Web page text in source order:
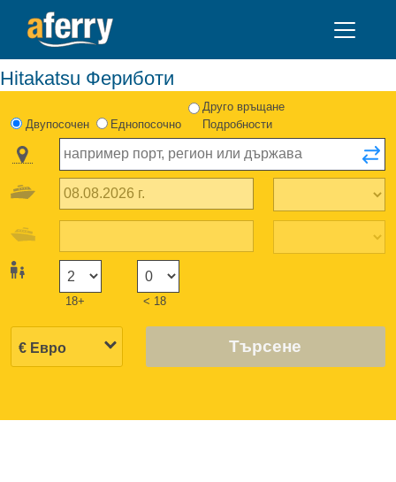
Hitakatsu Фериботи
Двупосочен Еднопосочно
Друго връщане
Подробности
18+ < 18
Търсене